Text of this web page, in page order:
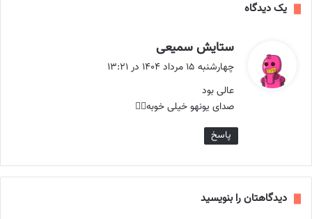
یک دیدگاه
ستایش سمیعی
ف
چهارشنبه ۱۵ مرداد ۱۴۰۴ در ۱۳:۲۱
عالی بود
صدای یونهو خیلی خوبه❤️‍🔥
پاسخ
دیدگاهتان را بنویسید